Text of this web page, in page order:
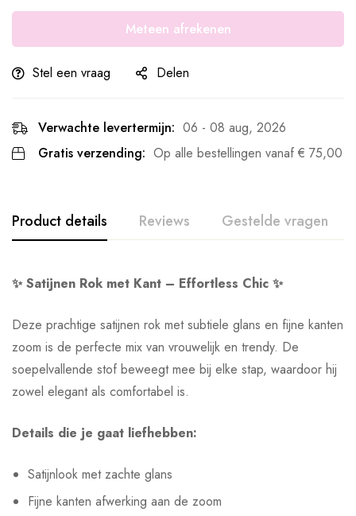
Meteen afrekenen
Stel een vraag Delen
Verwachte levertermijn: 06 - 08 aug, 2026
Gratis verzending: Op alle bestellingen vanaf € 75,00
Product details Reviews Gestelde vragen
✨ Satijnen Rok met Kant – Effortless Chic ✨
Deze prachtige satijnen rok met subtiele glans en fijne kanten
zoom is de perfecte mix van vrouwelijk en trendy. De
soepelvallende stof beweegt mee bij elke stap, waardoor hij
zowel elegant als comfortabel is.
Details die je gaat liefhebben:
Satijnlook met zachte glans
Fijne kanten afwerking aan de zoom